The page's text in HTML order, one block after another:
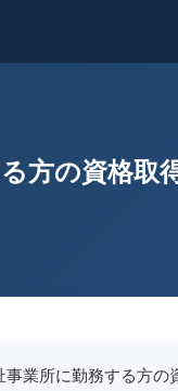
方の資格
業所に勤務する方